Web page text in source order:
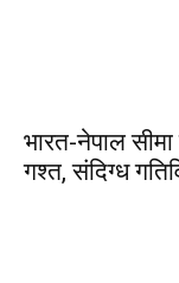
भारत-नेपाल
गश्त, संदिग्ध